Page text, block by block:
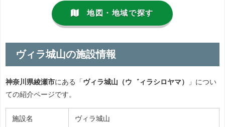
地図・地域で探す
ヴィラ城山の施設情報
神奈川県綾瀬市にある「 ヴィラ城山（ウ゛ィラシロヤマ）
」につい
ての紹介ページです。
施設名 ヴィラ城山